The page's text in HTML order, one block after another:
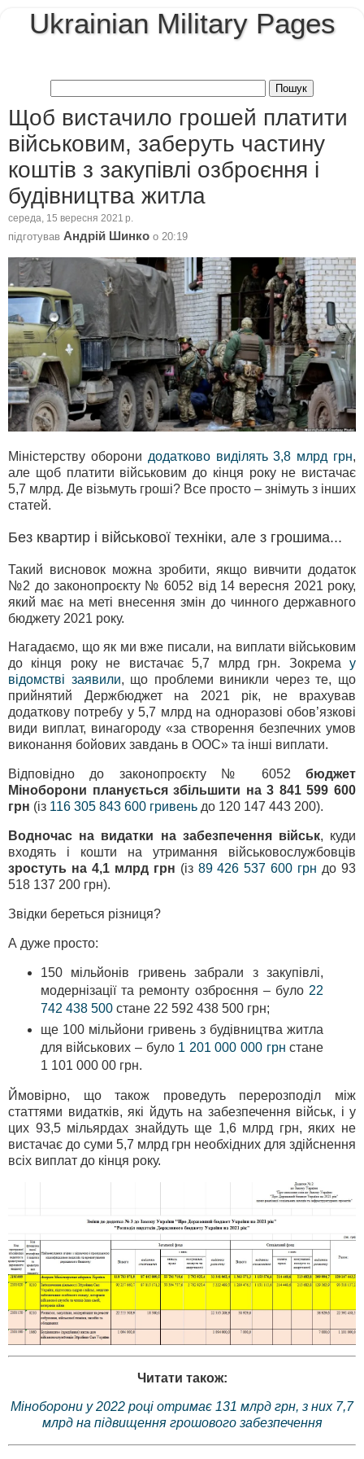
Ukrainian Military Pages
Щоб вистачило грошей платити
військовим, заберуть частину
коштів з закупівлі озброєння і
будівництва житла
середа, 15 вересня 2021 р.
підготував Андрій Шинко о 20:19
Міністерству оборони додатково виділять 3,8 млрд грн,
але щоб платити військовим до кінця року не вистачає
5,7 млрд. Де візьмуть гроші? Все просто – знімуть з інших
статей.
Без квартир і військової техніки, але з грошима...
Такий висновок можна зробити, якщо вивчити додаток
№2 до законопроєкту № 6052 від 14 вересня 2021 року,
який має на меті внесення змін до чинного державного
бюджету 2021 року.
Нагадаємо, що як ми вже писали, на виплати військовим
до кінця року не вистачає 5,7 млрд грн. Зокрема у
відомстві заявили, що проблеми виникли через те, що
прийнятий Держбюджет на 2021 рік, не врахував
додаткову потребу у 5,7 млрд на одноразові обов’язкові
види виплат, винагороду «за створення безпечних умов
виконання бойових завдань в ООС» та інші виплати.
Відповідно до законопроєкту № 6052 бюджет
Міноборони планується збільшити на 3 841 599 600
грн (із 116 305 843 600 гривень до 120 147 443 200).
Водночас на видатки на забезпечення військ, куди
входять і кошти на утримання військовослужбовців
зростуть на 4,1 млрд грн (із 89 426 537 600 грн до 93
518 137 200 грн).
Звідки береться різниця?
А дуже просто:
150 мільйонів гривень забрали з закупівлі,
модернізації та ремонту озброєння – було22
742 438 500стане 22 592 438 500 грн;
ще 100 мільйони гривень з будівництва житла
для військових – було 1 201 000 000 грн стане
1 101 000 00 грн.
Ймовірно, що також проведуть перерозподіл між
статтями видатків, які йдуть на забезпечення військ, і у
цих 93,5 мільярдах знайдуть ще 1,6 млрд грн, яких не
вистачає до суми 5,7 млрд грн необхідних для здійснення
всіх виплат до кінця року.
Читати також:
Міноборони у 2022 році отримає 131 млрд грн, з них 7,7
млрд на підвищення грошового забезпечення